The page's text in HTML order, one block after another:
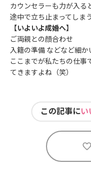
カウンセラーも力が入る
途中で立ち止まってしま
【いよいよ成婚へ】
ご両親との顔合わせ
入籍の準備 などなど細
ここまでが私たちの仕事
てきますよね（笑）
この記事にい